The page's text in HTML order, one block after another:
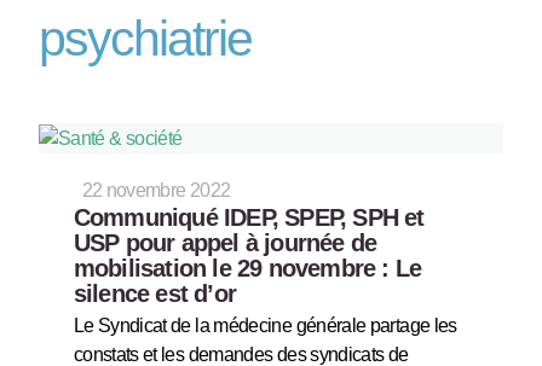
psychiatrie
22 novembre 2022
Communiqué IDEP, SPEP, SPH et
USP pour appel à journée de
mobilisation le 29 novembre : Le
silence est d’or
Le Syndicat de la médecine générale partage les
constats et les demandes des syndicats de